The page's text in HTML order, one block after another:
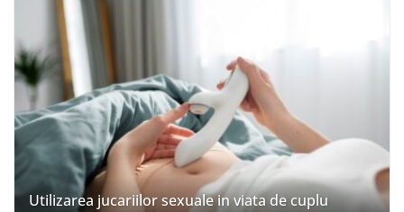
Utilizarea jucariilor sexuale in viata de cuplu